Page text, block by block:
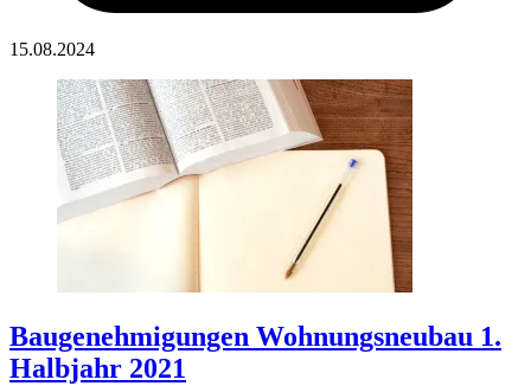
15.08.2024
Baugenehmigungen Wohnungsneubau 1.
Halbjahr 2021